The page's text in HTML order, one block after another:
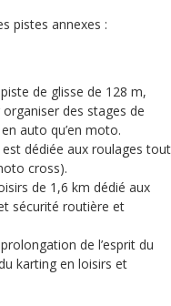
pistes annexes :
de glisse de 128 m,
des stages de
auto qu’en moto.
dédiée aux roulages tout
cross).
de 1,6 km dédié aux
sécurité routière et
de l’esprit du
karting en loisirs et